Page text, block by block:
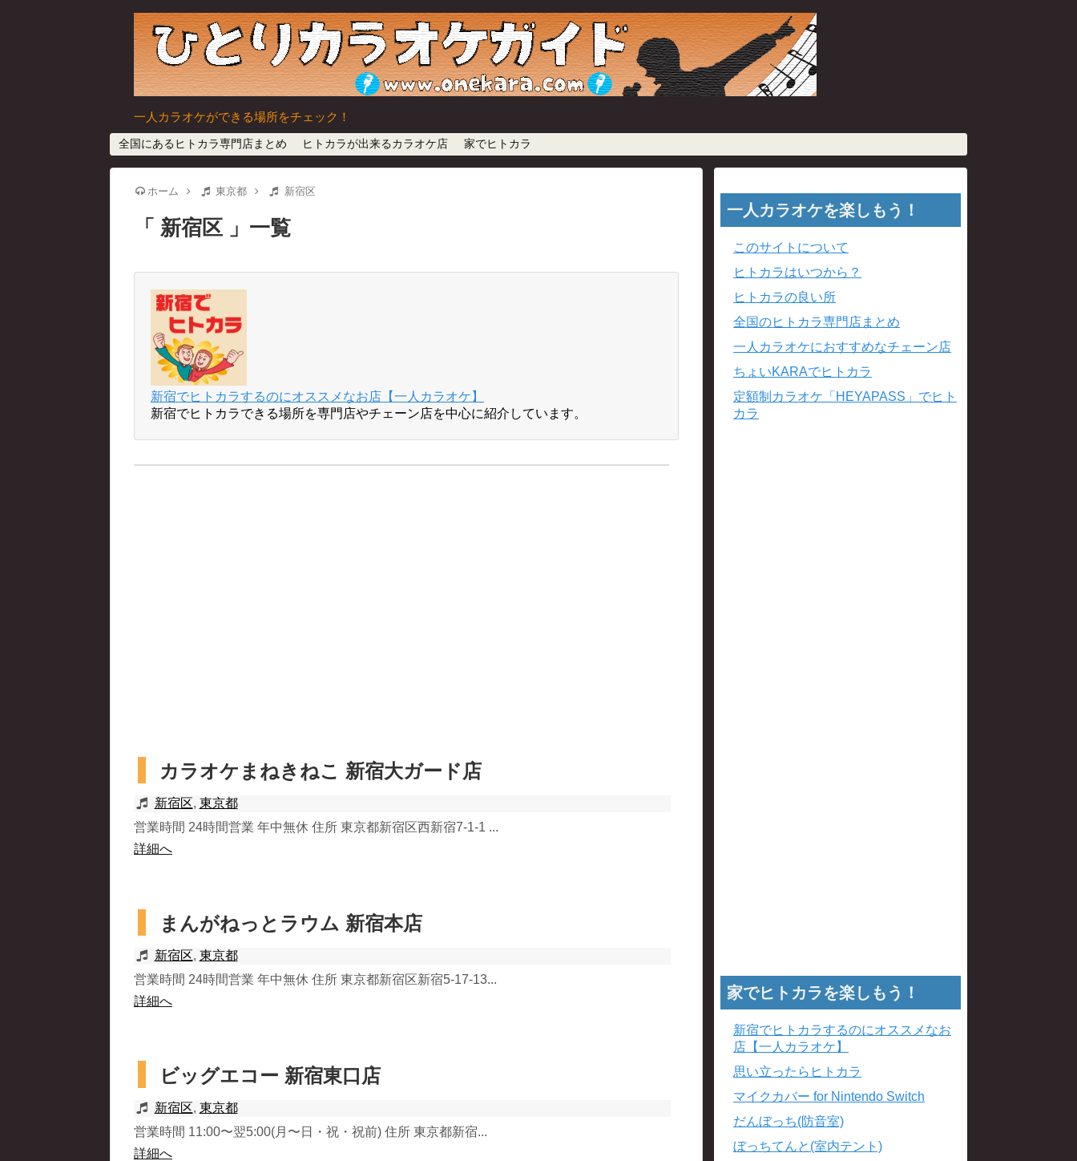
一人カラオケができる場所をチェック！
全国にあるヒトカラ専門店まとめ ヒトカラが出来るカラオケ店 家でヒトカラ
ホーム 東京都 新宿区
新宿区 一覧
新宿でヒトカラするのにオススメなお店【一人カラオケ】
新宿でヒトカラできる場所を専門店やチェーン店を中心に紹介しています。
カラオケまねきねこ 新宿大ガード店
新宿区, 東京都
営業時間 24時間営業 年中無休 住所 東京都新宿区西新宿7-1-1 ...
詳細へ
まんがねっとラウム 新宿本店
新宿区, 東京都
営業時間 24時間営業 年中無休 住所 東京都新宿区新宿5-17-13...
詳細へ
ビッグエコー 新宿東口店
新宿区, 東京都
営業時間 11:00〜翌5:00(月〜日・祝・祝前) 住所 東京都新宿...
詳細へ
一人カラオケを楽しもう！
このサイトについて
ヒトカラはいつから？
ヒトカラの良い所
全国のヒトカラ専門店まとめ
一人カラオケにおすすめなチェーン店
ちょいKARAでヒトカラ
定額制カラオケ「HEYAPASS」でヒト
カラ
家でヒトカラを楽しもう！
新宿でヒトカラするのにオススメなお
店【一人カラオケ】
思い立ったらヒトカラ
マイクカバー for Nintendo Switch
だんぼっち(防音室)
ぼっちてんと(室内テント)